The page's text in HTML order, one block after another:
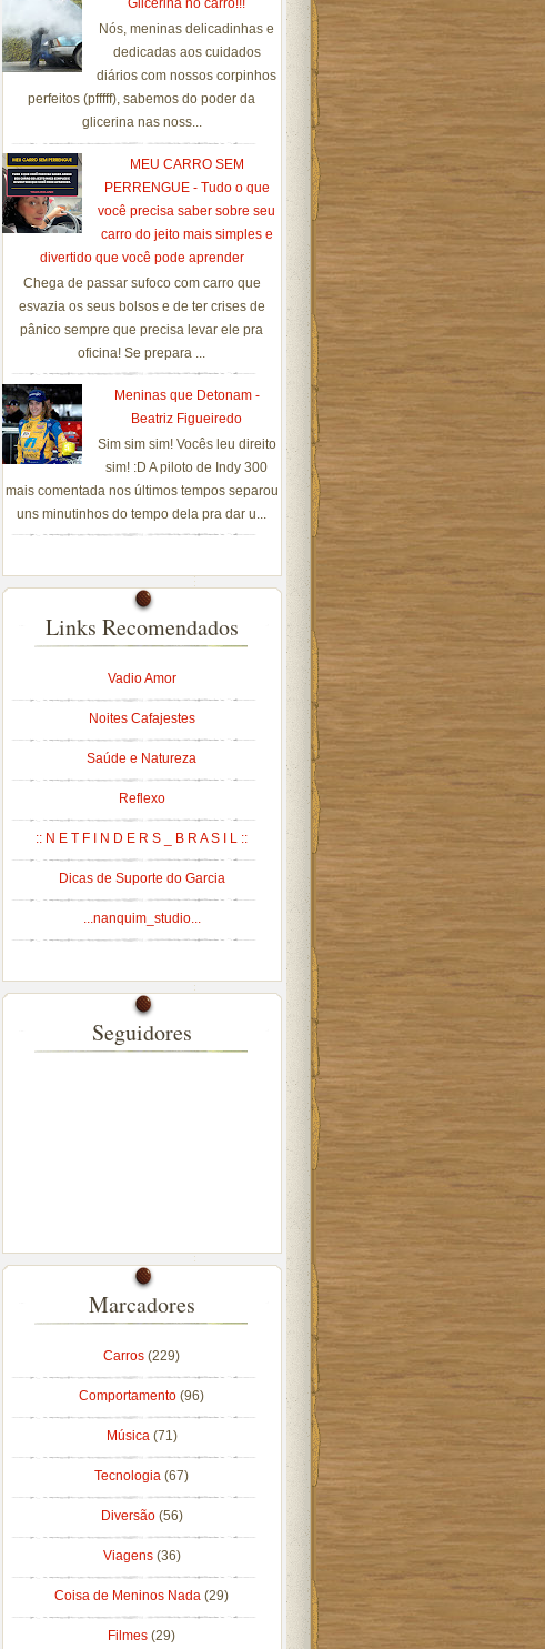
Nós, meninas delicadinhas e
dedicadas aos cuidados
diários com nossos corpinhos
perfeitos (pfffff), sabemos do poder da
glicerina nas noss...
MEU CARRO SEM
PERRENGUE - Tudo o que
você precisa saber sobre seu
carro do jeito mais simples e
divertido que você pode aprender
Chega de passar sufoco com carro que
esvazia os seus bolsos e de ter crises de
pânico sempre que precisa levar ele pra
oficina! Se prepara ...
Meninas que Detonam -
Beatriz Figueiredo
Sim sim sim! Vocês leu direito
sim! :D A piloto de Indy 300
mais comentada nos últimos tempos separou
uns minutinhos do tempo dela pra dar u...
Links Recomendados
Vadio Amor
Noites Cafajestes
Saúde e Natureza
Reflexo
:: N E T F I N D E R S _ B R A S I L ::
Dicas de Suporte do Garcia
...nanquim_studio...
Seguidores
Marcadores
Carros (229)
Comportamento (96)
Música (71)
Tecnologia (67)
Diversão (56)
Viagens (36)
Coisa de Meninos Nada (29)
Filmes (29)